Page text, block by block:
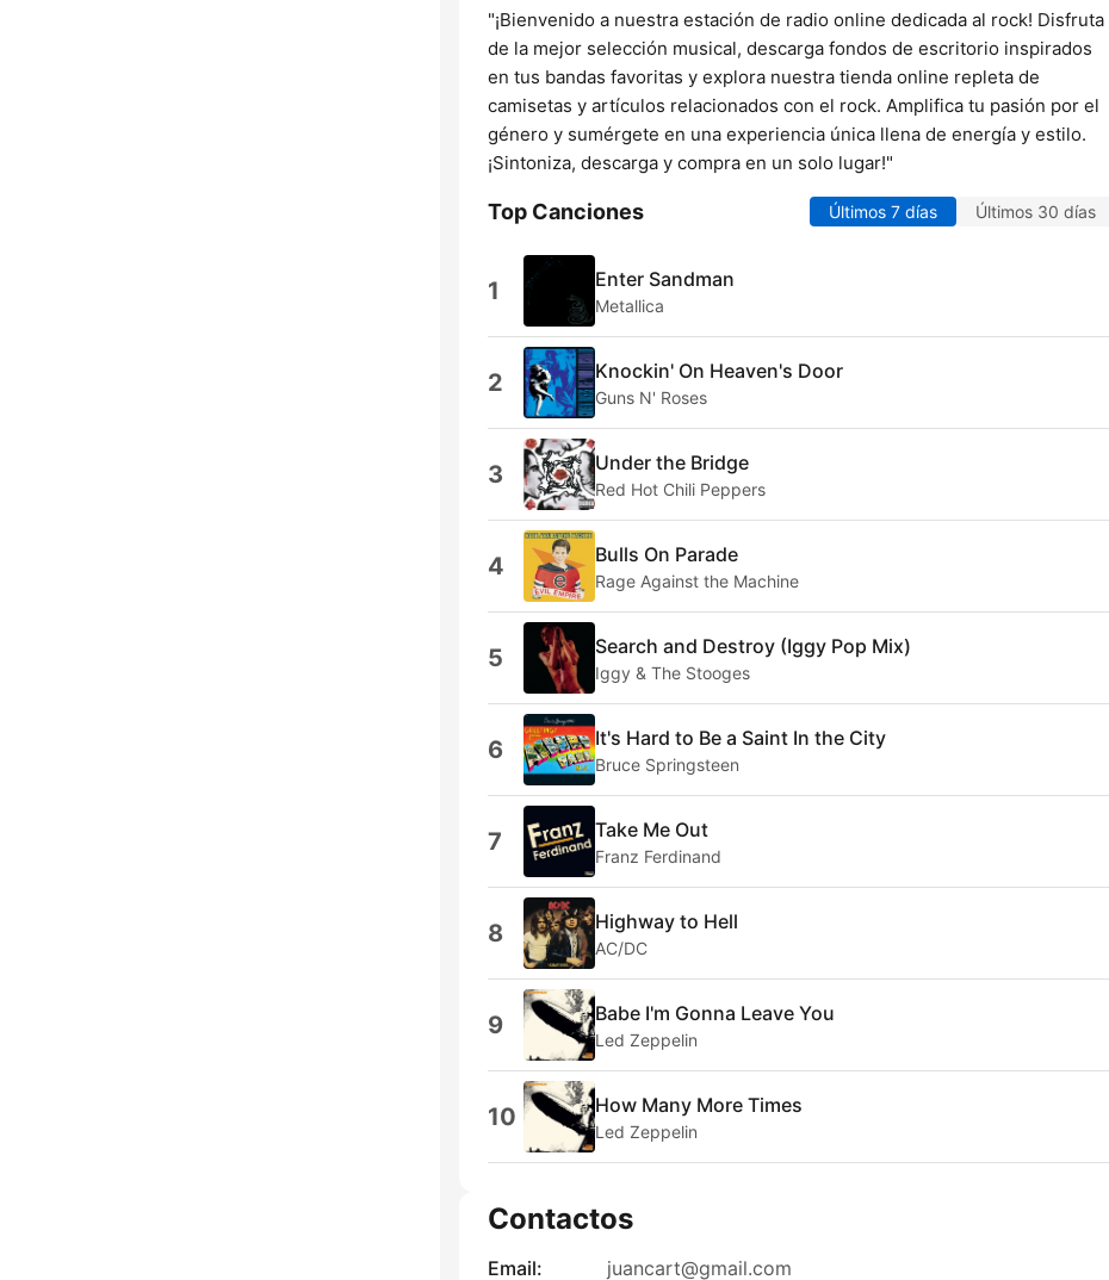
"¡Bienvenido a nuestra estación de radio online dedicada al rock! Disfruta
de la mejor selección musical, descarga fondos de escritorio inspirados
en tus bandas favoritas y explora nuestra tienda online repleta de
camisetas y artículos relacionados con el rock. Amplifica tu pasión por el
género y sumérgete en una experiencia única llena de energía y estilo.
¡Sintoniza, descarga y compra en un solo lugar!"
Top Canciones Últimos 7 días Últimos 30 días
1 Enter Sandman
Metallica
2 Knockin' On Heaven's Door
Guns N' Roses
3 Under the Bridge
Red Hot Chili Peppers
4 Bulls On Parade
Rage Against the Machine
5 Search and Destroy (Iggy Pop Mix)
Iggy & The Stooges
6 It's Hard to Be a Saint In the City
Bruce Springsteen
7 Take Me Out
Franz Ferdinand
8 Highway to Hell
AC/DC
9 Babe I'm Gonna Leave You
Led Zeppelin
10 How Many More Times
Led Zeppelin
Contactos
Email: juancart@gmail.com